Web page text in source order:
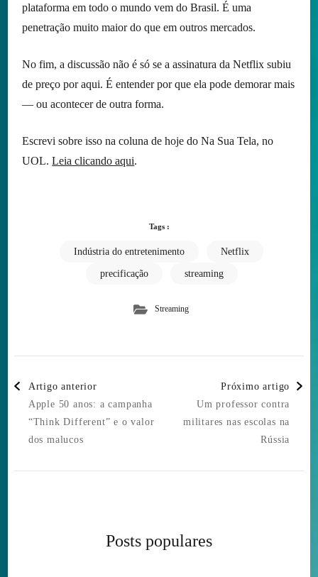
plataforma em todo o mundo vem do Brasil. É uma
penetração muito maior do que em outros mercados.
No fim, a discussão não é só se a assinatura da Netflix subiu
de preço por aqui. É entender por que ela pode demorar mais
— ou acontecer de outra forma.
Escrevi sobre isso na coluna de hoje do Na Sua Tela, no
UOL.Leia clicando aqui.
Tags :
Indústria do entretenimento Netflix
precificação streaming
Streaming
Navigation
Artigo anterior
Apple 50 anos: a campanha
“Think Different” e o valor
dos malucos
Próximo artigo
Um professor contra
militares nas escolas na
Rússia
Posts populares